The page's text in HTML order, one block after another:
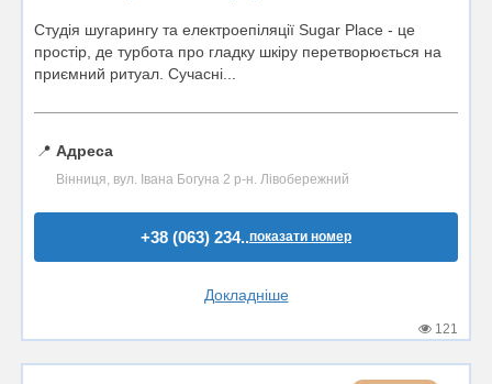
Студія шугарингу та електроепіляції Sugar Place - це
простір, де турбота про гладку шкіру перетворюється на
приємний ритуал. Сучасні...
📍 Адреса
Вінниця, вул. Івана Богуна 2 р-н. Лівобережний
+38 (063) 234..показати номер
Докладніше
121